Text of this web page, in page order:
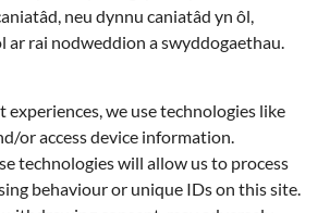
neu dynnu caniatâd yn ôl,
ar rai nodweddion a swyddogaethau.
experiences, we use technologies like
or access device information.
technologies will allow us to process
behaviour or unique IDs on this site.
Chwilio